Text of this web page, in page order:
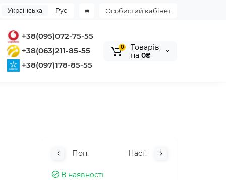
Особистий кабінет
₴
Українська Рус
+38(095)072-75-55
+38(063)211-85-55
+38(097)178-85-55
0
Tоварів,
на 0₴
Поп. Наст.
В наявності